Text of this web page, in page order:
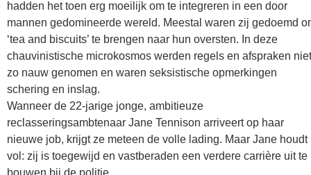
hadden het toen erg moeilijk om te integreren in een door
mannen gedomineerde wereld. Meestal waren zij gedoemd
‘tea and biscuits’ te brengen naar hun oversten. In deze
chauvinistische microkosmos werden regels en afspraken niet
zo nauw genomen en waren seksistische opmerkingen
schering en inslag.
Wanneer de 22-jarige jonge, ambitieuze
reclasseringsambtenaar Jane Tennison arriveert op haar
nieuwe job, krijgt ze meteen de volle lading. Maar Jane houdt
vol: zij is toegewijd en vastberaden een verdere carrière uit te
bouwen bij de politie.